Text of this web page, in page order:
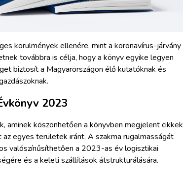
körülmények ellenére, mint a koronavírus-járvány
továbbra is célja, hogy a könyv egyike legyen
biztosít a Magyarországon élő kutatóknak és
2023
aminek köszönhetően a könyvben megjelent cikkek
egyes területek iránt. A szakma rugalmasságát
valószínűsíthetően a 2023-as év logisztikai
és a keleti szállítások átstrukturálására.